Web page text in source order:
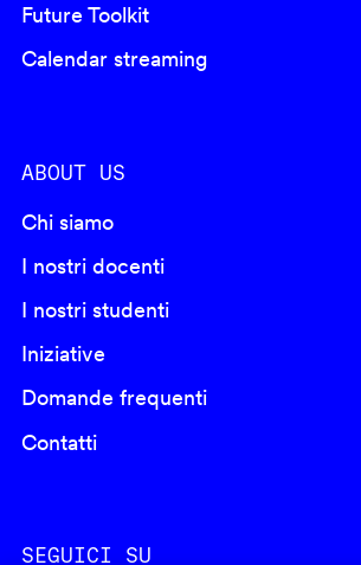
Future Toolkit
Calendar streaming
ABOUT US
Chi siamo
I nostri docenti
I nostri studenti
Iniziative
Domande frequenti
Contatti
SEGUICI SU